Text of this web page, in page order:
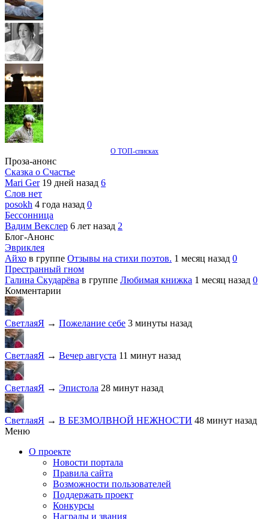
О ТОП-списках
Проза-анонс
Сказка о Счастье
Mari Ger 19 дней назад 6
Слов нет
posokh 4 года назад 0
Бессонница
Вадим Векслер 6 лет назад 2
Блог-Анонс
Эвриклея
Айхо в группе Отзывы на стихи поэтов. 1 месяц назад 0
Престранный гном
Галина Скударёва в группе Любимая книжка 1 месяц назад 0
Комментарии
СветлаяЯ → Пожелание себе 3 минуты назад
СветлаяЯ → Вечер августа 11 минут назад
СветлаяЯ → Эпистола 28 минут назад
СветлаяЯ → В БЕЗМОЛВНОЙ НЕЖНОСТИ 48 минут назад
Меню
О проекте
Новости портала
Правила сайта
Возможности пользователей
Поддержать проект
Конкурсы
Награды и звания